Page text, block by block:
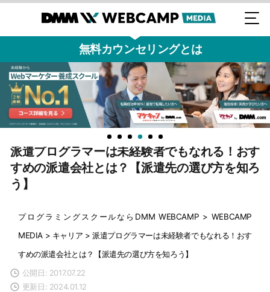
無料カウンセリングとは
派遣プログラマーは未経験者でもなれる！おす
すめの派遣会社とは？【派遣先の選び方を知ろ
う】
プログラミングスクールならDMM WEBCAMP > WEBCAMP
MEDIA > キャリア >派遣プログラマーは未経験者でもなれる！おす
すめの派遣会社とは？【派遣先の選び方を知ろう】
公開日: 2017.07.22
更新日: 2024.01.12